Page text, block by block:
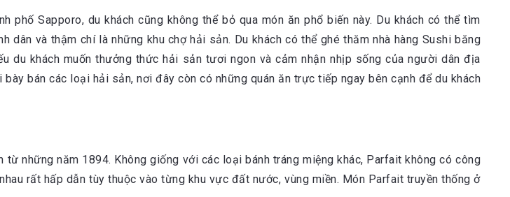
Sapporo, du khách cũng không thể bỏ qua món ăn phổ biến này. Du khách có thể tìm
và thậm chí là những khu chợ hải sản. Du khách có thể ghé thăm nhà hàng Sushi băng
khách muốn thưởng thức hải sản tươi ngon và cảm nhận nhịp sống của người dân địa
bán các loại hải sản, nơi đây còn có những quán ăn trực tiếp ngay bên cạnh để du khách
những năm 1894. Không giống với các loại bánh tráng miệng khác, Parfait không có công
rất hấp dẫn tùy thuộc vào từng khu vực đất nước, vùng miền. Món Parfait truyền thống ở